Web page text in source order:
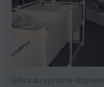
Grâce au système